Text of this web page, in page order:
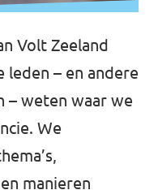
Volt Zeeland
– en andere
– weten waar we
We
manieren